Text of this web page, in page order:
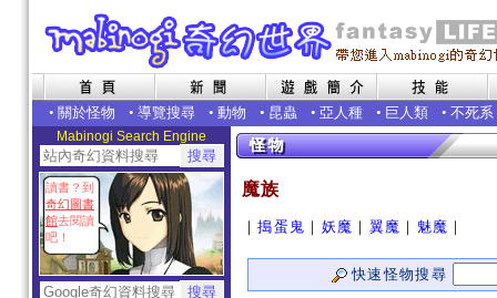
• 關於怪物 • 導覽搜尋 • 動物 • 昆蟲 • 亞人種 • 巨人類 • 不死系
Mabinogi Search Engine
讀書？到
奇幻圖書
館去閱讀
吧！
魔族
｜搗蛋鬼 ｜ 妖魔 ｜ 翼魔 ｜ 魅魔 ｜
快速怪物搜尋